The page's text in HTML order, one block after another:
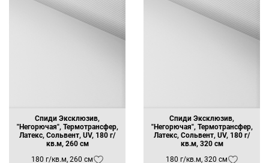
Спиди Эксклюзив,
"Негорючая", Термотрансфер,
Латекс, Сольвент, UV, 180 г/
кв.м, 260 см
180 г/кв.м, 260 см
Спиди Эксклюзив,
"Негорючая", Термотрансфер,
Латекс, Сольвент, UV, 180 г/
кв.м, 320 см
180 г/кв.м, 320 см